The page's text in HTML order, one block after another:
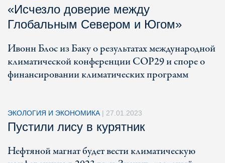
«Исчезло доверие между
Глобальным Севером и Югом»
Ивонн Блос из Баку о результатах международной
климатической конференции COP29 и споре о
финансировании климатических программ
ЭКОЛОГИЯ И ЭКОНОМИКА | 27.01.2023
Пустили лису в курятник
Нефтяной магнат будет вести климатическую